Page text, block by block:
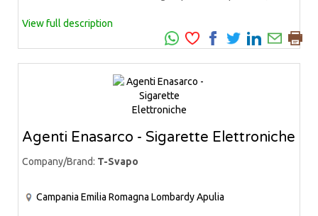
View full description
Agenti Enasarco - Sigarette Elettroniche
Company/Brand: T-Svapo
Campania Emilia Romagna LombardyApulia